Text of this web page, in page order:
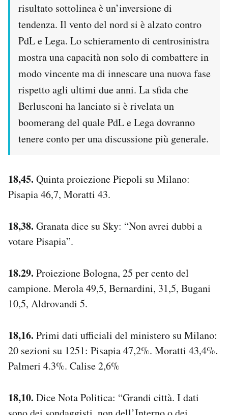
risultato sottolinea è un’inversione di
tendenza. Il vento del nord si è alzato contro
PdL e Lega. Lo schieramento di centrosinistra
mostra una capacità non solo di combattere in
modo vincente ma di innescare una nuova fase
rispetto agli ultimi due anni. La sfida che
Berlusconi ha lanciato si è rivelata un
boomerang del quale PdL e Lega dovranno
tenere conto per una discussione più generale.
18,45. Quinta proiezione Piepoli su Milano:
Pisapia 46,7, Moratti 43.
18,38. Granata dice su Sky: “Non avrei dubbi a
votare Pisapia”.
18.29. Proiezione Bologna, 25 per cento del
campione. Merola 49,5, Bernardini, 31,5, Bugani
10,5, Aldrovandi 5.
18,16. Primi dati ufficiali del ministero su Milano:
20 sezioni su 1251: Pisapia 47,2%. Moratti 43,4%.
Palmeri 4.3%. Calise 2,6%
18,10. Dice Nota Politica: “Grandi città. I dati